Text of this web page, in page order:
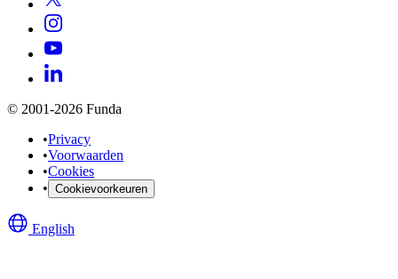
© 2001-2026 Funda
•Privacy
•Voorwaarden
•Cookies
• Cookievoorkeuren
English